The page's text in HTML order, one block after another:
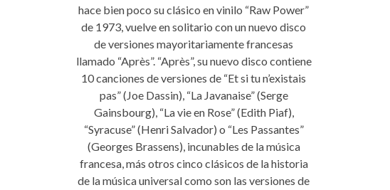
hace bien poco su clásico en vinilo “Raw Power”
de 1973, vuelve en solitario con un nuevo disco
de versiones mayoritariamente francesas
llamado “Après”. “Après”, su nuevo disco contiene
10 canciones de versiones de “Et si tu n’existais
pas” (Joe Dassin), “La Javanaise” (Serge
Gainsbourg), “La vie en Rose” (Edith Piaf),
“Syracuse” (Henri Salvador) o “Les Passantes”
(Georges Brassens), incunables de la música
francesa, más otros cinco clásicos de la historia
de la música universal como son las versiones de